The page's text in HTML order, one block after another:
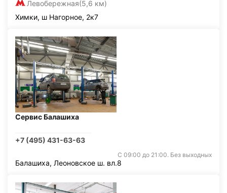
Левобережная(5,6 км)
Химки, ш Нагорное, 2к7
Сервис Балашиха
+7 (495) 431-63-63
С 09:00 до 21:00. Без выходных
Балашиха, Леоновское ш. вл.8